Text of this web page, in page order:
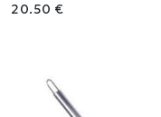
20.50 €